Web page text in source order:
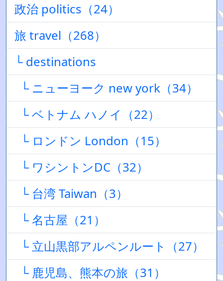
政治 politics（24）
旅 travel（268）
└ destinations
└ ニューヨーク new york（34）
└ ベトナム ハノイ（22）
└ ロンドン London（15）
└ ワシントンDC（32）
└ 台湾 Taiwan（3）
└ 名古屋（21）
└ 立山黒部アルペンルート（27）
└ 鹿児島、熊本の旅（31）